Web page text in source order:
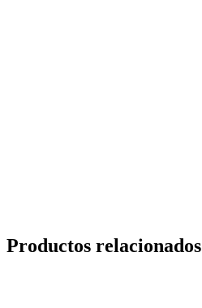
Productos relacionados